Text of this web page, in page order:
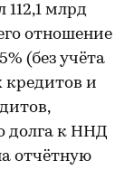
112,1 млрд
отношение
(без учёта
и
долга к ННД
отчётную